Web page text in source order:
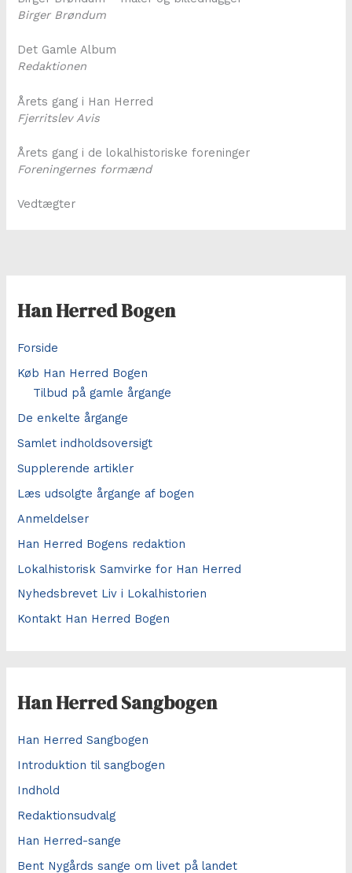
Birger Brøndum
Det Gamle Album
Redaktionen
Årets gang i Han Herred
Fjerritslev Avis
Årets gang i de lokalhistoriske foreninger
Foreningernes formænd
Vedtægter
Han Herred Bogen
Forside
Køb Han Herred Bogen
Tilbud på gamle årgange
De enkelte årgange
Samlet indholdsoversigt
Supplerende artikler
Læs udsolgte årgange af bogen
Anmeldelser
Han Herred Bogens redaktion
Lokalhistorisk Samvirke for Han Herred
Nyhedsbrevet Liv i Lokalhistorien
Kontakt Han Herred Bogen
Han Herred Sangbogen
Han Herred Sangbogen
Introduktion til sangbogen
Indhold
Redaktionsudvalg
Han Herred-sange
Bent Nygårds sange om livet på landet